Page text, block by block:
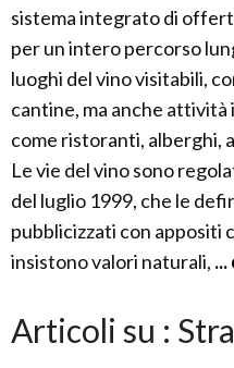
sistema integrato di
per un intero percorso
luoghi del vino visitabili,
cantine, ma anche
come ristoranti, alberghi,
Le vie del vino sono
del luglio 1999, che le
pubblicizzati con appositi
insistono valori naturali,
Articoli su :